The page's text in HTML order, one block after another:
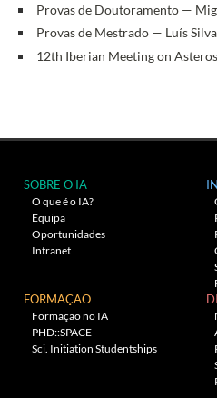
Provas de Doutoramento —
Provas de Mestrado — Luís Silva
12th Iberian Meeting on
SOBRE O IA
O que é o IA?
Equipa
Oportunidades
Intranet
FORMAÇÃO
Formação no IA
PHD::SPACE
Sci. Initiation Studentships